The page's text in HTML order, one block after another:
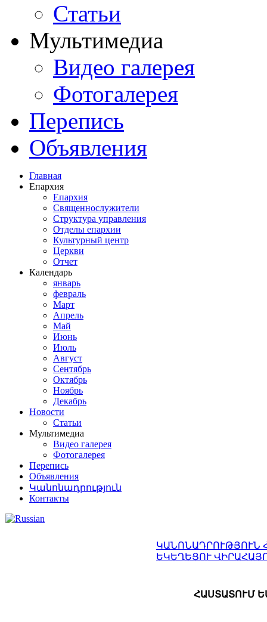
Статьи
Мультимедиа
Видео галерея
Фотогалерея
Перепись
Объявления
Главная
Епархия
Епархия
Священнослужители
Структура управления
Отделы епархии
Культурный центр
Церкви
Отчет
Календарь
январь
февраль
Март
Апрель
Май
Июнь
Июль
Август
Сентябрь
Октябрь
Ноябрь
Декабрь
Новости
Статьи
Мультимедиа
Видео галерея
Фотогалерея
Перепись
Объявления
Կանոնադրություն
Контакты
ԿԱՆՈՆԱԴՐՈՒԹՅՈՒՆ
ԵԿԵՂԵՑՈՒ
ՀԱՍՏԱՏՈՒՄ